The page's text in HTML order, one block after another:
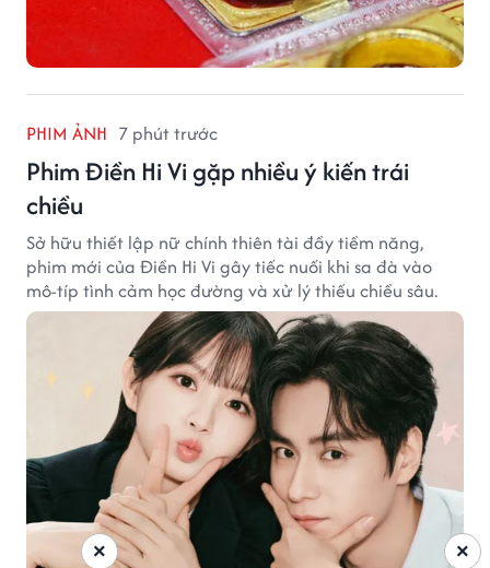
PHIM ẢNH 7 phút trước
Phim Điền Hi Vi gặp nhiều ý kiến trái
chiều
Sở hữu thiết lập nữ chính thiên tài đầy tiềm năng,
phim mới của Điền Hi Vi gây tiếc nuối khi sa đà vào
mô-típ tình cảm học đường và xử lý thiếu chiều sâu.
×
×